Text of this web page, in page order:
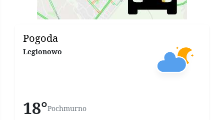
Pogoda
Legionowo
18°Pochmurno